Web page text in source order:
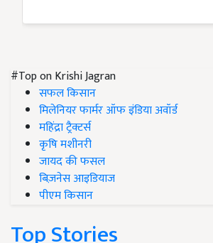
#Top on Krishi Jagran
सफल किसान
मिलेनियर फार्मर ऑफ इंडिया अवॉर्ड
महिंद्रा ट्रैक्टर्स
कृषि मशीनरी
जायद की फसल
बिज़नेस आइडियाज
पीएम किसान
Top Stories